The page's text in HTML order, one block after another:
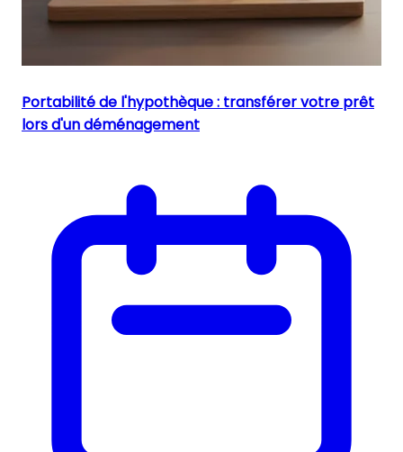
Portabilité de l'hypothèque : transférer votre prêt
lors d'un déménagement